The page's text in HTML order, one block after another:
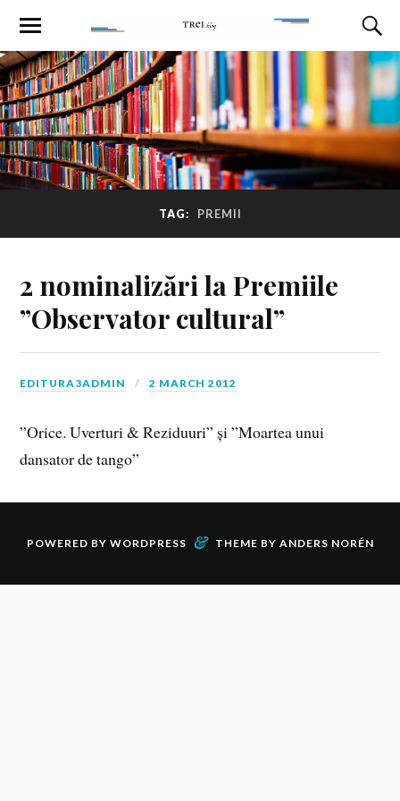
TAG: PREMII
2 nominalizări la Premiile
”Observator cultural”
EDITURA3ADMIN 2 MARCH 2012
”Orice. Uverturi & Reziduuri” și ”Moartea unui
dansator de tango”
POWERED BY WORDPRESS & THEME BY ANDERS NORÉN